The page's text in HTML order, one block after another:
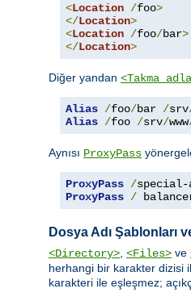
<Location /foo>
</Location>
<Location /foo/bar>
</Location>
Diğer yandan <Takma
Alias /foo/bar /srv
Alias /foo /srv/www
Aynısı ProxyPass
ProxyPass /
ProxyPass /
Dosya Adı Şablonları
<Directory> <Files> ve
herhangi bir karakter dizisi
karakteri ile eşleşmez;